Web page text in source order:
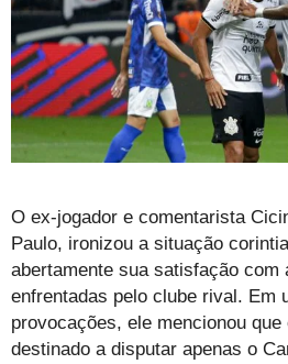
O ex-jogador e comentarista
Paulo, ironizou a situação
abertamente sua satisfação com
enfrentadas pelo clube rival. Em
provocações, ele mencionou
destinado a disputar apenas o